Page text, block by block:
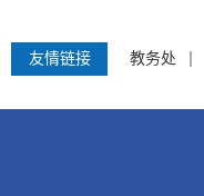
友情链接 教务处